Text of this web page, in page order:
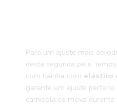
Para um ajuste mais
desta segunda pele,
com bainha com elástico
garante um ajuste
camisola se mova